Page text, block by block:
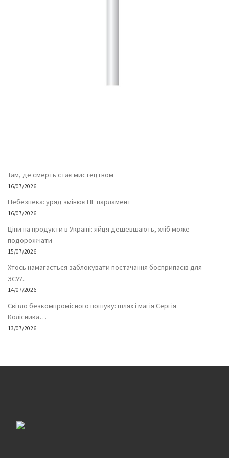
Там, де смерть стає мистецтвом
16/07/2026
Небезпека: уряд змінює НЕ парламент
16/07/2026
Ціни на продукти в Україні: яйця дешевшають, хліб може
подорожчати
15/07/2026
Хтось намагається заблокувати постачання боєприпасів для
ЗСУ?..
14/07/2026
Світло безкомпромісного пошуку: шлях і магія Сергія
Колісника…
13/07/2026